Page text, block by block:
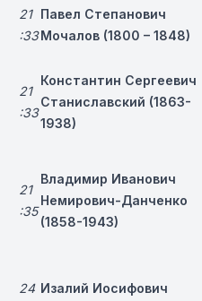
21
:33
Павел Степанович
Мочалов (1800 – 1848)
21
:33
Константин Сергеевич
Станиславский (1863-
1938)
21
:35
Владимир Иванович
Немирович-Данченко
(1858-1943)
24 Изалий Иосифович